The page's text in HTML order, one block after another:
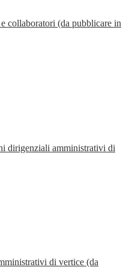
collaboratori (da pubblicare in
dirigenziali amministrativi di
di vertice (da